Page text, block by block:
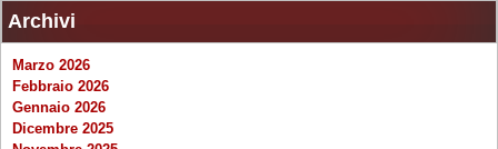
Archivi
Marzo 2026
Febbraio 2026
Gennaio 2026
Dicembre 2025